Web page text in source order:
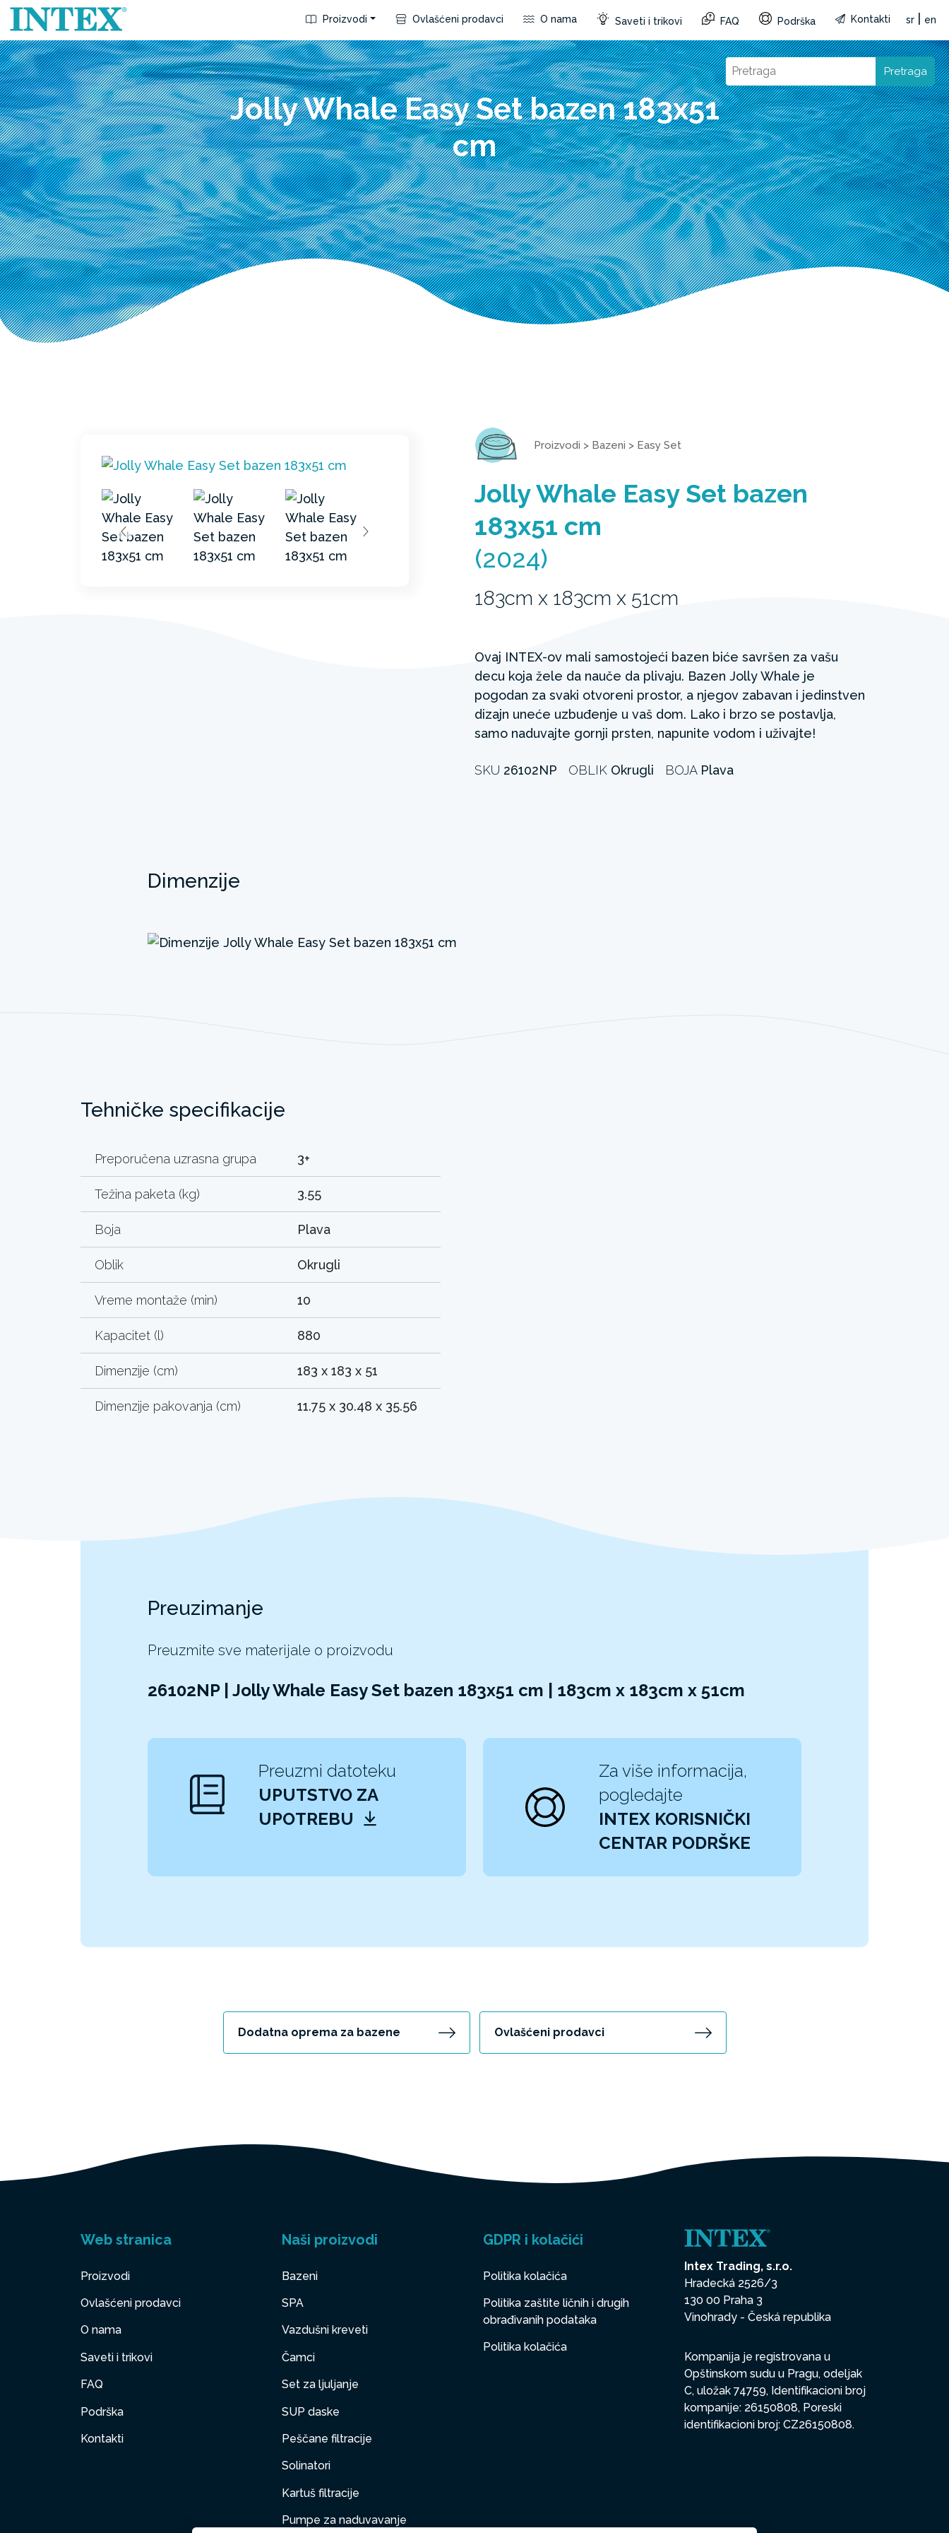
Proizvodi Ovlašćeni prodavci O nama Saveti i trikovi FAQ Podrška Kontakti sr en
Pretraga
Jolly Whale Easy Set bazen 183x51
cm
Proizvodi > Bazeni > Easy Set
Jolly Whale Easy Set bazen
183x51 cm
(2024)
183cm x 183cm x 51cm
Ovaj INTEX-ov mali samostojeći bazen biće savršen za vašu
decu koja žele da nauče da plivaju. Bazen Jolly Whale je
pogodan za svaki otvoreni prostor, a njegov zabavan i jedinstven
dizajn uneće uzbuđenje u vaš dom. Lako i brzo se postavlja,
samo naduvajte gornji prsten, napunite vodom i uživajte!
SKU 26102NP OBLIK Okrugli BOJA Plava
Dimenzije
Tehničke specifikacije
Preporučena uzrasna grupa 3+
Težina paketa (kg) 3.55
Boja Plava
Oblik Okrugli
Vreme montaže (min) 10
Kapacitet (l) 880
Dimenzije (cm) 183 x 183 x 51
Dimenzije pakovanja (cm) 11.75 x 30.48 x 35.56
Preuzimanje
Preuzmite sve materijale o proizvodu
26102NP | Jolly Whale Easy Set bazen 183x51 cm | 183cm x 183cm x 51cm
Preuzmi datoteku
UPUTSTVO ZA
UPOTREBU
Za više informacija,
pogledajte
INTEX KORISNIČKI
CENTAR PODRŠKE
Dodatna oprema za bazene Ovlašćeni prodavci
Web stranica
Proizvodi
Ovlašćeni prodavci
O nama
Saveti i trikovi
FAQ
Podrška
Kontakti
Naši proizvodi
Bazeni
SPA
Vazdušni kreveti
Čamci
Set za ljuljanje
SUP daske
Peščane filtracije
Solinatori
Kartuš filtracije
Pumpe za naduvavanje
GDPR i kolačići
Politika kolačića
Politika zaštite ličnih i drugih
obrađivanih podataka
Politika kolačića
Intex Trading, s.r.o.
Hradecká 2526/3
130 00 Praha 3
Vinohrady - Česká republika
Kompanija je registrovana u
Opštinskom sudu u Pragu, odeljak
C, uložak 74759, Identifikacioni broj
kompanije: 26150808, Poreski
identifikacioni broj: CZ26150808.